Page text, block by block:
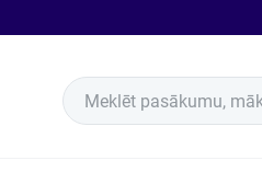
Meklēt pasākumu,